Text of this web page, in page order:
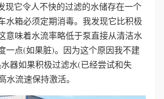
现它令人不快的过滤的水储存在一个
水箱必须定期消毒。我发现它比积极
意味着水流率略低于泵直接从清洁水
一点(如果脏)。因为这个原因我不建
器如果积极过滤水(已经尝试和失
水流速保持激活。